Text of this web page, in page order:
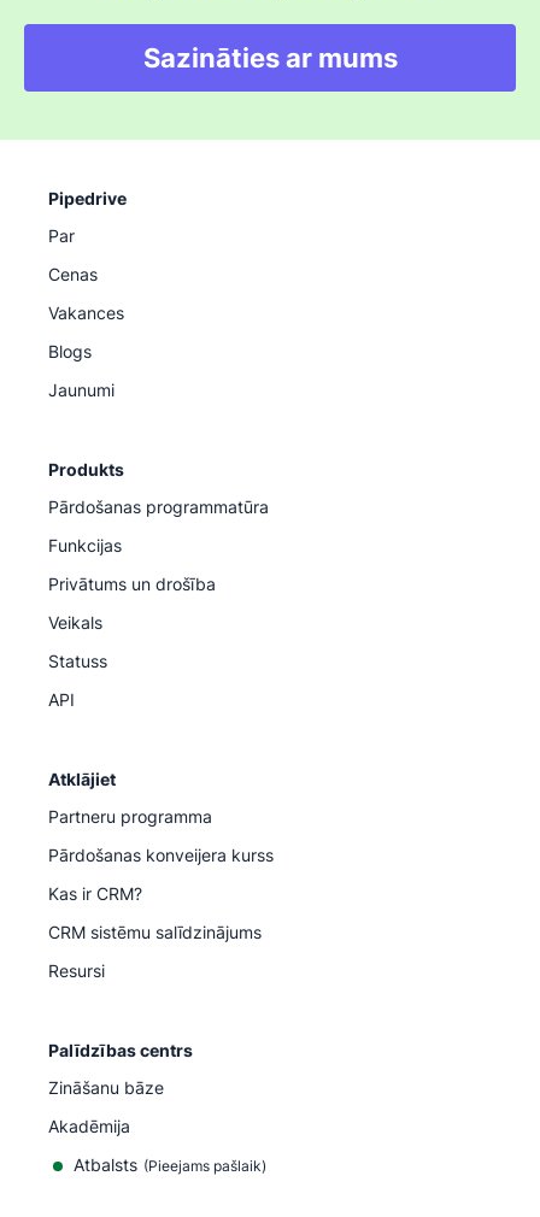
Sazināties ar mums
Pipedrive
Par
Cenas
Vakances
Blogs
Jaunumi
Produkts
Pārdošanas programmatūra
Funkcijas
Privātums un drošība
Veikals
Statuss
API
Atklājiet
Partneru programma
Pārdošanas konveijera kurss
Kas ir CRM?
CRM sistēmu salīdzinājums
Resursi
Palīdzības centrs
Zināšanu bāze
Akadēmija
Atbalsts (Pieejams pašlaik)